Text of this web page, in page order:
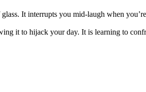
It interrupts you mid-laugh when
it to hijack your day. It is learning to